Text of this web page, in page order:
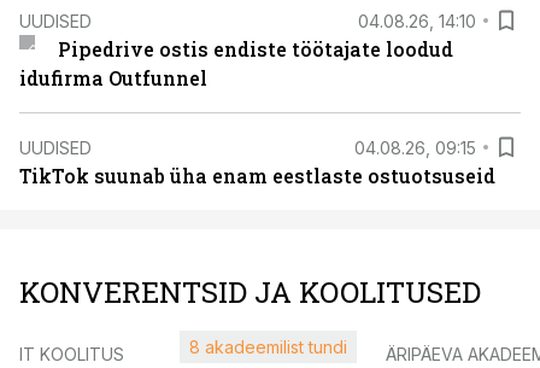
UUDISED 04.08.26, 14:10
Pipedrive ostis endiste töötajate loodud
idufirma Outfunnel
UUDISED 04.08.26, 09:15
TikTok suunab üha enam eestlaste ostuotsuseid
KONVERENTSID JA KOOLITUSED
IT KOOLITUS 8 akadeemilist tundi ÄRIPÄEVA